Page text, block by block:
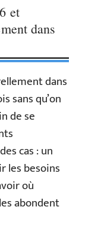
et
dans
dans
sans qu’on
de se
cas : un
les besoins
où
abondent